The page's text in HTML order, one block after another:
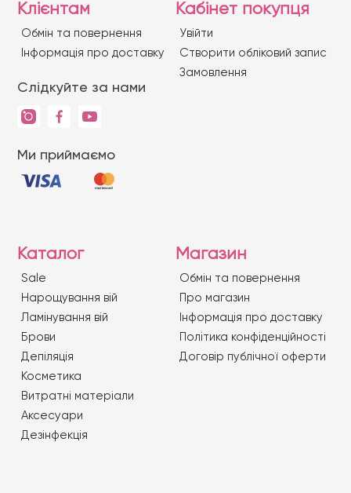
Клієнтам
Обмін та повернення
Iнформація про доставку
Слідкуйте за нами
Ми приймаємо
Кабінет покупця
Увійти
Створити обліковий запис
Замовлення
Каталог
Sale
Нарощування вій
Ламінування вій
Брови
Депіляція
Косметика
Витратні матеріали
Аксесуари
Дезінфекція
Магазин
Обмін та повернення
Про магазин
Iнформація про доставку
Політика конфіденційності
Договір публічної оферти